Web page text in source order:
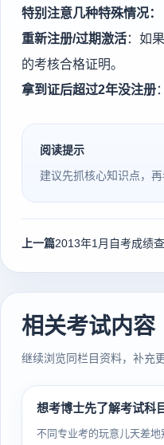
特别注意几种特殊情况：
重新注册/过期激活：如
的考核合格证明。
拿到证后超过2年没注册
阅读提示
建议先抓核心知识点，
上一篇2013年1月自考成绩
相关考试内容
继续浏览同栏目资料，补充
想考博士先了解考试科
不同专业考的玩意儿天差